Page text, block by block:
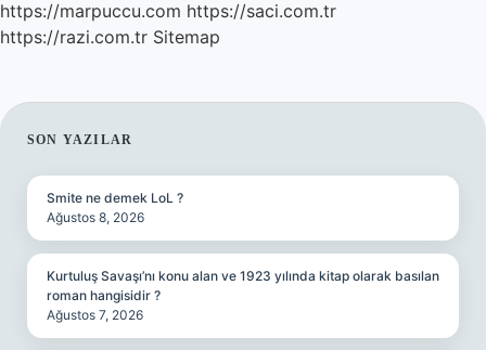
https://marpuccu.com https://saci.com.tr
https://razi.com.tr Sitemap
SIDEBAR
SON YAZILAR
Smite ne demek LoL ?
Ağustos 8, 2026
Kurtuluş Savaşı’nı konu alan ve 1923 yılında kitap olarak basılan
roman hangisidir ?
Ağustos 7, 2026